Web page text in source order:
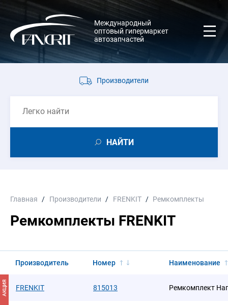
Международный
оптовый гипермаркет
автозапчастей
Производители
НАЙТИ
Главная Производители FRENKIT Ремкомплекты
Ремкомплекты FRENKIT
Производитель Номер Наименование
АКЦИЯ FRENKIT 815013 Ремкомплект